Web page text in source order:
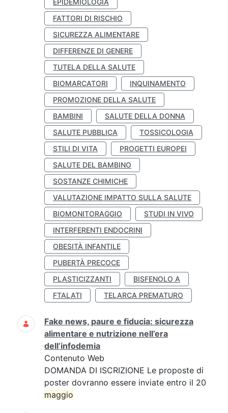
EPIDEMIOLOGIA
FATTORI DI RISCHIO
SICUREZZA ALIMENTARE
DIFFERENZE DI GENERE
TUTELA DELLA SALUTE
BIOMARCATORI
INQUINAMENTO
PROMOZIONE DELLA SALUTE
BAMBINI
SALUTE DELLA DONNA
SALUTE PUBBLICA
TOSSICOLOGIA
STILI DI VITA
PROGETTI EUROPEI
SALUTE DEL BAMBINO
SOSTANZE CHIMICHE
VALUTAZIONE IMPATTO SULLA SALUTE
BIOMONITORAGGIO
STUDI IN VIVO
INTERFERENTI ENDOCRINI
OBESITÀ INFANTILE
PUBERTÀ PRECOCE
PLASTICIZZANTI
BISFENOLO A
FTALATI
TELARCA PREMATURO
Fake news, paure e fiducia: sicurezza
alimentare e nutrizione nell’era
dell’infodemia
Contenuto Web
DOMANDA DI ISCRIZIONE Le proposte di
poster dovranno essere inviate entro il 20
maggio